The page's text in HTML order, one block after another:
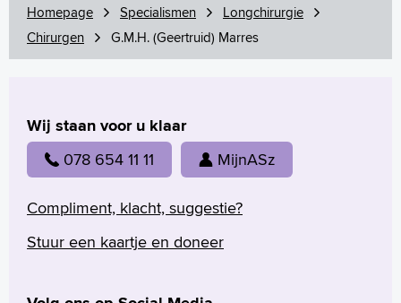
Homepage Specialismen
Longchirurgie
Chirurgen
G.M.H. (Geertruid) Marres
Wij staan voor u klaar
078 654 11 11 MijnASz
Compliment, klacht, suggestie?
Stuur een kaartje en doneer